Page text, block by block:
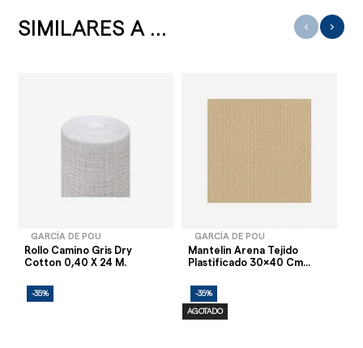
SIMILARES A ...
GARCÍA DE POU
Rollo Camino Gris Dry
Cotton 0,40 X 24 M.
-35%
GARCÍA DE POU
Mantelin Arena Tejido
Plastificado 30x40 Cm...
-35%
AGOTADO
‹ ›